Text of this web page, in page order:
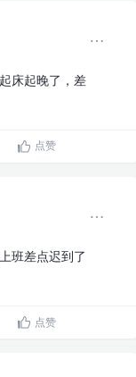
床起晚了，差
点赞
班差点迟到了
点赞